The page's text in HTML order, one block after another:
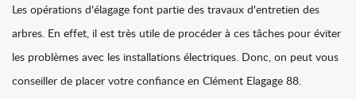
Les opérations d'élagage font partie des travaux d'entretien des
arbres. En effet, il est très utile de procéder à ces tâches pour éviter
les problèmes avec les installations électriques. Donc, on peut vous
conseiller de placer votre confiance en Clément Elagage 88.